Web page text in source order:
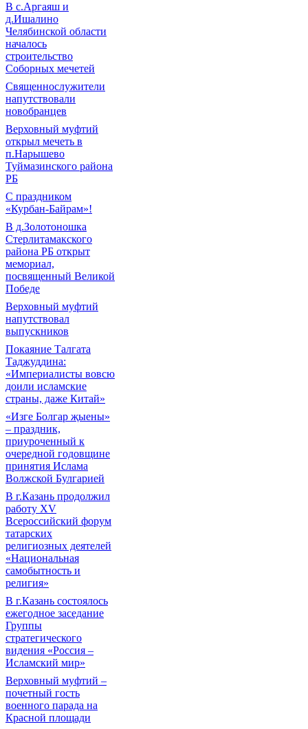
В с.Аргаяш и
д.Ишалино
Челябинской области
началось
строительство
Соборных мечетей
Священнослужители
напутствовали
новобранцев
Верховный муфтий
открыл мечеть в
п.Нарышево
Туймазинского района
РБ
С праздником
«Курбан-Байрам»!
В д.Золотоношка
Стерлитамакского
района РБ открыт
мемориал,
посвященный Великой
Победе
Верховный муфтий
напутствовал
выпускников
Покаяние Талгата
Таджуддина:
«Империалисты вовсю
доили исламские
страны, даже Китай»
«Изге Болгар җыены»
– праздник,
приуроченный к
очередной годовщине
принятия Ислама
Волжской Булгарией
В г.Казань продолжил
работу XV
Всероссийский форум
татарских
религиозных деятелей
«Национальная
самобытность и
религия»
В г.Казань состоялось
ежегодное заседание
Группы
стратегического
видения «Россия –
Исламский мир»
Верховный муфтий –
почетный гость
военного парада на
Красной площади